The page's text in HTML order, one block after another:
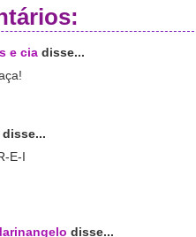
e cia disse...
disse...
E-I
disse...